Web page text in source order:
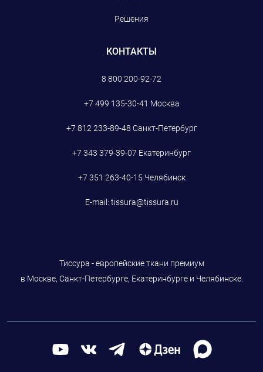
Решения
КОНТАКТЫ
8 800 200-92-72
+7 499 135-30-41 Москва
+7 812 233-89-48 Санкт-Петербург
+7 343 379-39-07 Екатеринбург
+7 351 263-40-15 Челябинск
E-mail: tissura@tissura.ru
Тиссура - европейские ткани премиум
в Москве, Санкт-Петербурге, Екатеринбурге и Челябинске.